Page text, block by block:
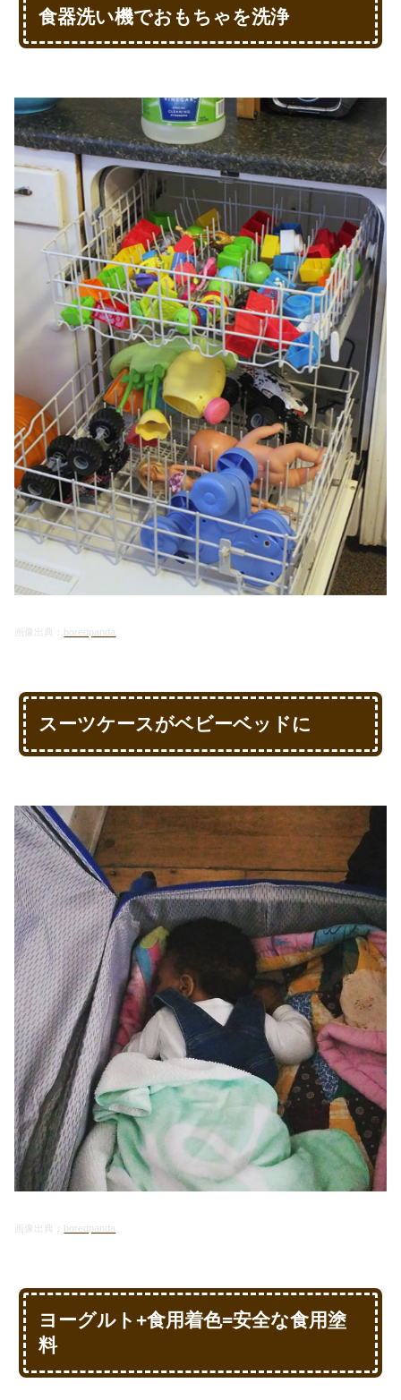
食器洗い機でおもちゃを洗浄
画像出典： boredpanda
スーツケースがベビーベッドに
画像出典： boredpanda
ヨーグルト+食用着色=安全な食用塗
料